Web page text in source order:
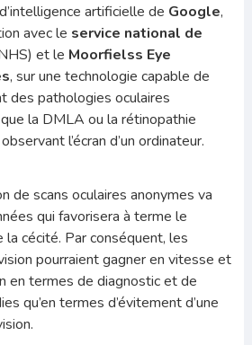
artificielle de Google,
avec le service national de
et le Moorfielss Eye
, sur une technologie capable de
des pathologies oculaires
la DMLA ou la rétinopathie
l’écran d’un ordinateur.
de scans oculaires anonymes va
qui favorisera à terme le
cécité. Par conséquent, les
pourraient gagner en vitesse et
en termes de diagnostic et de
qu’en termes d’évitement d’une